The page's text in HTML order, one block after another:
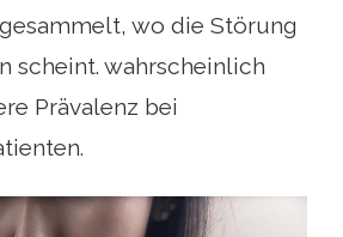
wo die Störung
scheint. wahrscheinlich
Prävalenz bei